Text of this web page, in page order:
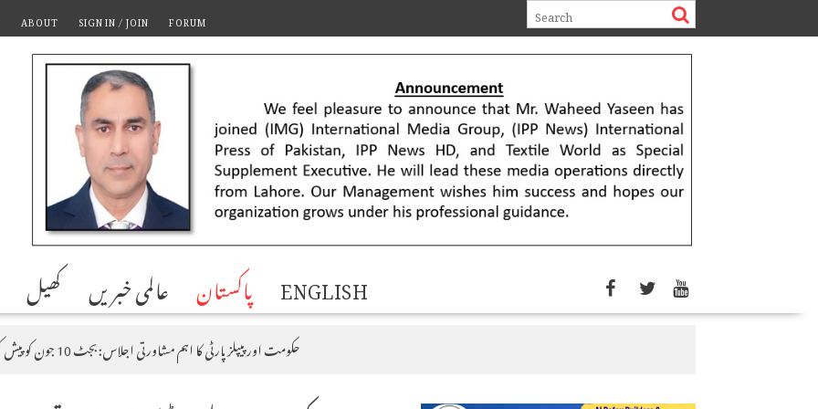
ABOUT SIGN IN / JOIN FORUM
کھیل عالمی خبریں پاکستان ENGLISH
حکومت اور پیپلز پارٹی کا اہم مشاورتی اجلاس: بجٹ 10 جون کو پیش کرنے پر اتفاق